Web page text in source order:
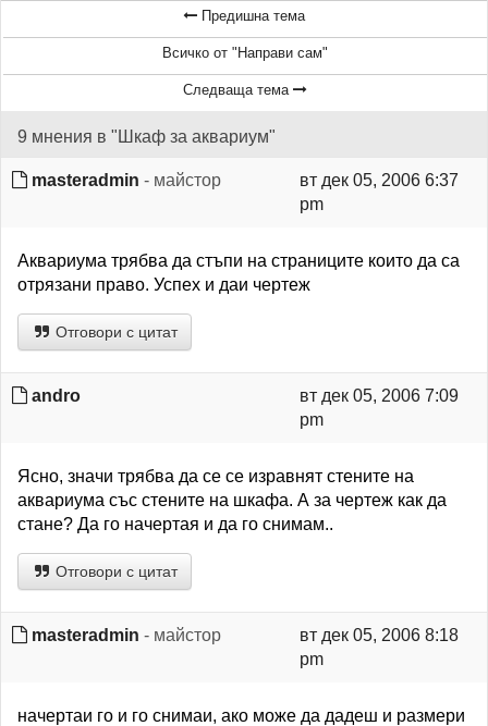
Предишна тема
Всичко от "Направи сам"
Следваща тема
9 мнения в "Шкаф за аквариум"
masteradmin - майстор
вт дек 05, 2006 6:37
pm
Аквариума трябва да стъпи на страниците които да са
отрязани право. Успех и даи чертеж
Отговори с цитат
andro
вт дек 05, 2006 7:09
pm
Ясно, значи трябва да се се изравнят стените на
аквариума със стените на шкафа. А за чертеж как да
стане? Да го начертая и да го снимам..
Отговори с цитат
masteradmin - майстор
вт дек 05, 2006 8:18
pm
начертаи го и го снимаи, ако може да дадеш и размери